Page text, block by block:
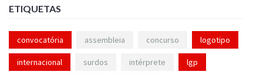
ETIQUETAS
convocatória assembleia concurso logotipo
internacional surdos intérprete lgp